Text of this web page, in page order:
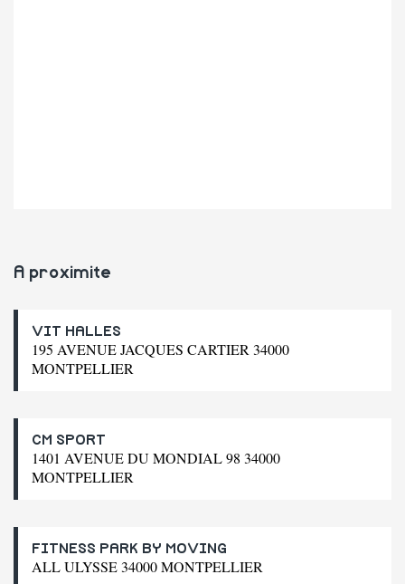
A proximite
VIT HALLES
195 AVENUE JACQUES CARTIER 34000
MONTPELLIER
CM SPORT
1401 AVENUE DU MONDIAL 98 34000
MONTPELLIER
FITNESS PARK BY MOVING
ALL ULYSSE 34000 MONTPELLIER